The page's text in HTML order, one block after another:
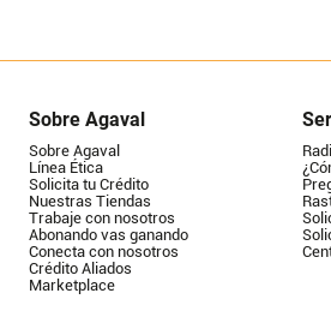
Sobre Agaval
Sobre Agaval
Línea Ética
Solicita tu Crédito
Nuestras Tiendas
Trabaje con nosotros
Abonando vas ganando
Conecta con nosotros
Crédito Aliados
Marketplace